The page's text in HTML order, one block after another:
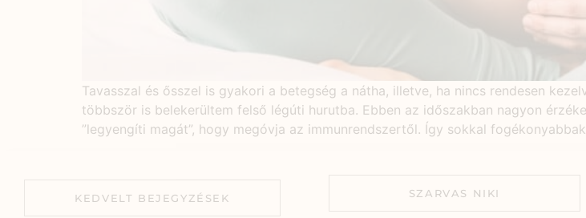
Tavasszal és ősszel is gyakori a betegség a nátha, illetve, ha nincs rendesen
többször is belekerültem felső légúti hurutba. Ebben az időszakban nagyon
”legyengíti magát”, hogy megóvja az immunrendszertől. Így sokkal
KEDVELT BEJEGYZÉSEK SZARVAS NIKI